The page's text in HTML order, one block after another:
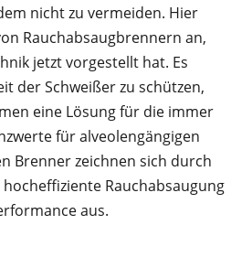
nicht zu vermeiden. Hier
Rauchabsaugbrennern an,
jetzt vorgestellt hat. Es
der Schweißer zu schützen,
eine Lösung für die immer
für alveolengängigen
Brenner zeichnen sich durch
Rauchabsaugung
aus.